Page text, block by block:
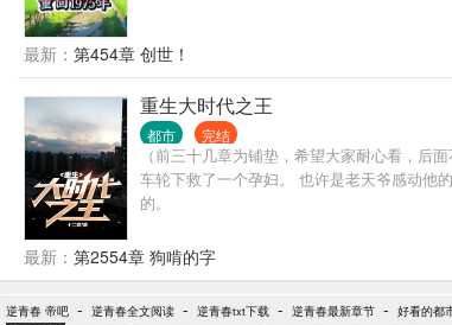
最新： 第454章 创世！
重生大时代之王
都市 完结
（前三十几章为铺垫，希望大家耐心看，后
车轮下救了一个孕妇。 也许是老天爷感动他
的。
最新： 第2554章 狗啃的字
逆青春 帝吧 - 逆青春全文阅读 - 逆青春txt下载 - 逆青春最新章节 - 好看的都